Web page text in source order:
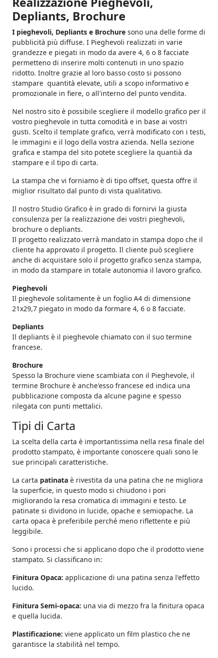
Depliants, Brochure
I pieghevoli, Depliants e Brochure sono una delle forme di
pubblicità più diffuse. I Pieghevoli realizzati in varie
grandezze e piegati in modo da avere 4, 6 o 8 facciate
permetteno di inserire molti contenuti in uno spazio
ridotto. Inoltre grazie al loro basso costo si possono
stampare quantità elevate, utili a scopo informativo e
promozionale in fiere, o all'interno del punto vendita.
Nel nostro sito è possibile scegliere il modello grafico per il
vostro pieghevole in tutta comodità e in base ai vostri
gusti. Scelto il template grafico, verrà modificato con i testi,
le immagini e il logo della vostra azienda. Nella sezione
grafica e stampa del sito potete scegliere la quantià da
stampare e il tipo di carta.
La stampa che vi forniamo è di tipo offset, questa offre il
miglior risultato dal punto di vista qualitativo.
Il nostro Studio Grafico è in grado di fornirvi la giusta
consulenza per la realizzazione dei vostri pieghevoli,
brochure o depliants.
Il progetto realizzato verrà mandato in stampa dopo che il
cliente ha approvato il progetto. Il cliente può scegliere
anche di acquistare solo il progetto grafico senza stampa,
in modo da stampare in totale autonomia il lavoro grafico.
Pieghevoli
Il pieghevole solitamente è un foglio A4 di dimensione
21x29,7 piegato in modo da formare 4, 6 o 8 facciate.
Depliants
Il depliants è il pieghevole chiamato con il suo termine
francese.
Brochure
Spesso la Brochure viene scambiata con il Pieghevole, il
termine Brochure è anche'esso francese ed indica una
pubblicazione composta da alcune pagine e spesso
rilegata con punti mettalici.
Tipi di Carta
La scelta della carta è importantissima nella resa finale del
prodotto stampato, è importante conoscere quali sono le
sue principali caratteristiche.
La carta patinata è rivestita da una patina che ne migliora
la superficie, in questo modo si chiudono i pori
migliorando la resa cromatica di immagini e testo. Le
patinate si dividono in lucide, opache e semiopache. La
carta opaca è preferibile perché meno riflettente e più
leggibile.
Sono i processi che si applicano dopo che il prodotto viene
stampato. Si classificano in:
Finitura Opaca: applicazione di una patina senza l'effetto
lucido.
Finitura Semi-opaca: una via di mezzo fra la finitura opaca
e quella lucida.
Plastificazione: viene applicato un film plastico che ne
garantisce la stabilità nel tempo.